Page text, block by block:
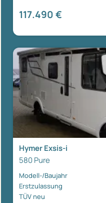
117.490 €
Hymer Exsis-i
580 Pure
Modell-/Baujahr
Erstzulassung
TÜV neu